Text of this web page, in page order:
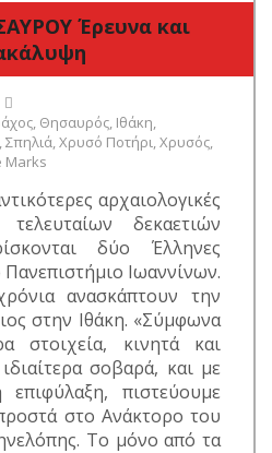
Έρευνα και
, Θησαυρός, Ιθάκη,
,Σπηλιά,Χρυσό Ποτήρι,Χρυσός,
Marks
αρχαιολογικές
δεκαετιών
δύο Έλληνες
Ιωαννίνων.
ανασκάπτουν την
στην Ιθάκη. «Σύμφωνα
κινητά και
σοβαρά, και με
επιφύλαξη, πιστεύουμε
στο Ανάκτορο του
Το μόνο από τα